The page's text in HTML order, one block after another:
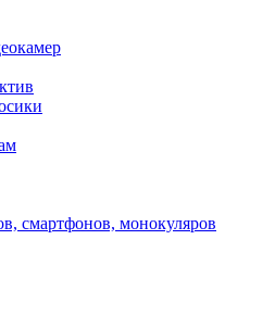
смартфонов, монокуляров